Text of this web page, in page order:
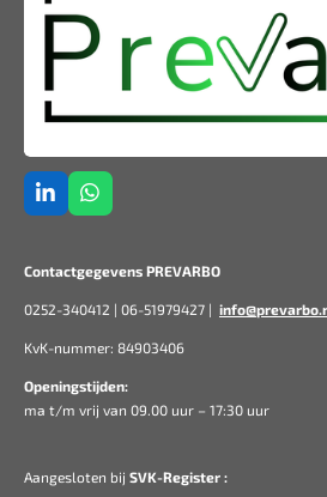
L
i
e
I
W
h
s
p
Contactgegevens PREVARBO
0252-340412 | 06-51979427 |
KvK-nummer: 84903406
Openingstijden:
ma t/m vrij van 09.00 uur – 17:30 uur
Aangesloten bij SVK-Register :